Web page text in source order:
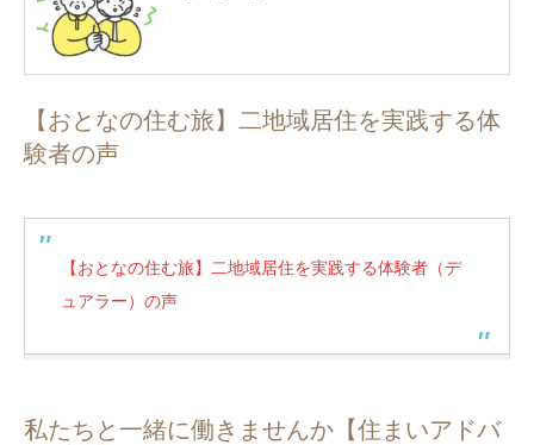
【おとなの住む旅】二地域居住を実践する体
験者の声
【おとなの住む旅】二地域居住を実践する体験者（デ
ュアラー）の声
私たちと一緒に働きませんか【住まいアドバ